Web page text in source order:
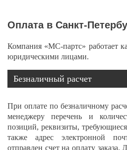
Оплата в Санкт-
Компания «МС-партс» работает
юридическими лицами.
Безналичный расчет
При оплате по безналичному
менеджеру перечень и
позиций, реквизиты,
также адрес электронной
отправлен счет на оплату заказа.